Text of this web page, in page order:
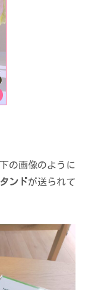
の画像のように
ンドが送られて